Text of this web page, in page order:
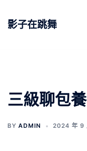
影子在跳舞
三級聊包
BY ADMIN 2024 年 9